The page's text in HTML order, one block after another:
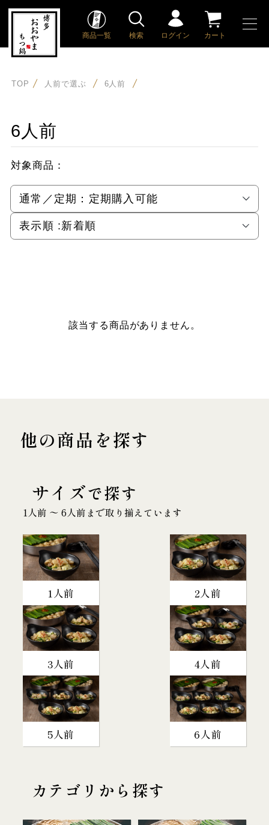
商品一覧 検索 ログイン カート
TOP 人前で選ぶ 6人前
6人前
対象商品：
通常／定期： 定期購入可能
表示順 :新着順
該当する商品がありません。
他の商品を探す
サイズで探す
1人前 〜 6人前まで取り揃えています
1人前 2人前
3人前 4人前
5人前 6人前
カテゴリから探す